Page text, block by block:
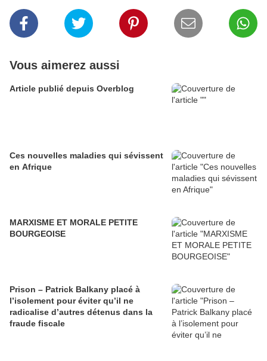
Vous aimerez aussi
Article publié depuis Overblog
Ces nouvelles maladies qui sévissent
en Afrique
MARXISME ET MORALE PETITE
BOURGEOISE
Prison – Patrick Balkany placé à
l’isolement pour éviter qu’il ne
radicalise d’autres détenus dans la
fraude fiscale